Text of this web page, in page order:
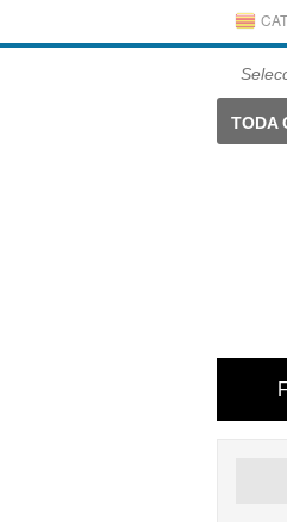
TODA